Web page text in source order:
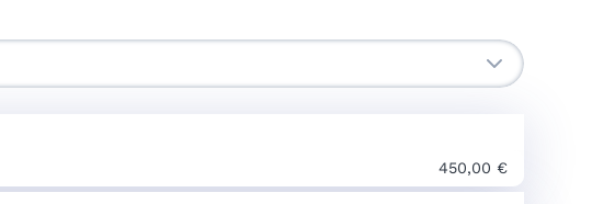
450,00 €